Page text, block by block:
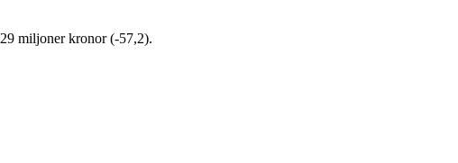
miljoner kronor (-57,2).